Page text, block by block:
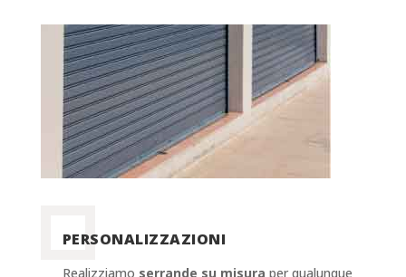
PERSONALIZZAZIONI
Realizziamo serrande su misura per qualunque